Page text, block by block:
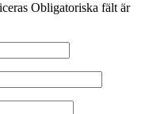
Obligatoriska fält är